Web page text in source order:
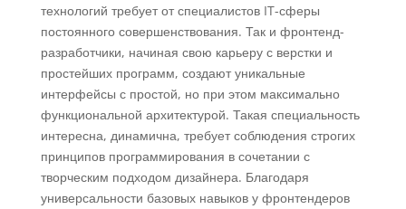
технологий требует от специалистов IT-сферы
постоянного совершенствования. Так и фронтенд-
разработчики, начиная свою карьеру с верстки и
простейших программ, создают уникальные
интерфейсы с простой, но при этом максимально
функциональной архитектурой. Такая специальность
интересна, динамична, требует соблюдения строгих
принципов программирования в сочетании с
творческим подходом дизайнера. Благодаря
универсальности базовых навыков у фронтендеров